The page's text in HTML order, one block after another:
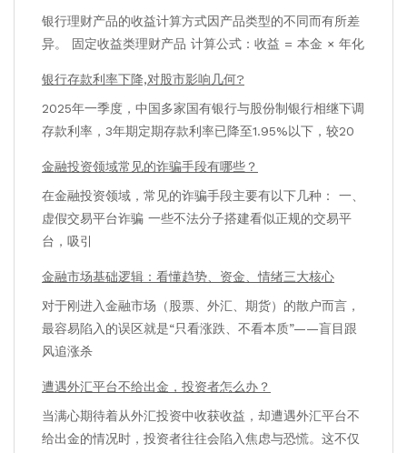
银行理财产品的收益计算方式因产品类型的不同而有所差
异。 固定收益类理财产品 计算公式：收益 = 本金 × 年化
银行存款利率下降,对股市影响几何?
2025年一季度，中国多家国有银行与股份制银行相继下调
存款利率，3年期定期存款利率已降至1.95%以下，较20
金融投资领域常见的诈骗手段有哪些？
在金融投资领域，常见的诈骗手段主要有以下几种： 一、
虚假交易平台诈骗 一些不法分子搭建看似正规的交易平
台，吸引
金融市场基础逻辑：看懂趋势、资金、情绪三大核心
对于刚进入金融市场（股票、外汇、期货）的散户而言，
最容易陷入的误区就是“只看涨跌、不看本质”——盲目跟
风追涨杀
遭遇外汇平台不给出金，投资者怎么办？
当满心期待着从外汇投资中收获收益，却遭遇外汇平台不
给出金的情况时，投资者往往会陷入焦虑与恐慌。这不仅